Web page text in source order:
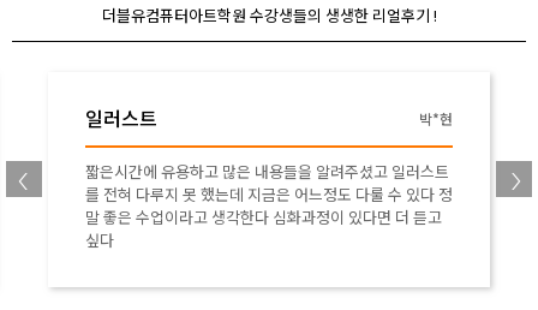
더블유컴퓨터아트학원 수강생들의 생생한 리얼후기 !
포토샵
저는 포토샵을 정말 야매 식으로만 다룰줄 알았어서 기초
부터 제대로 배우고 싶었었는데 수업 정말 잘 들었습니다!
앞으로 많은 곳에 응용할 수 있을 것 같습니다 ^^